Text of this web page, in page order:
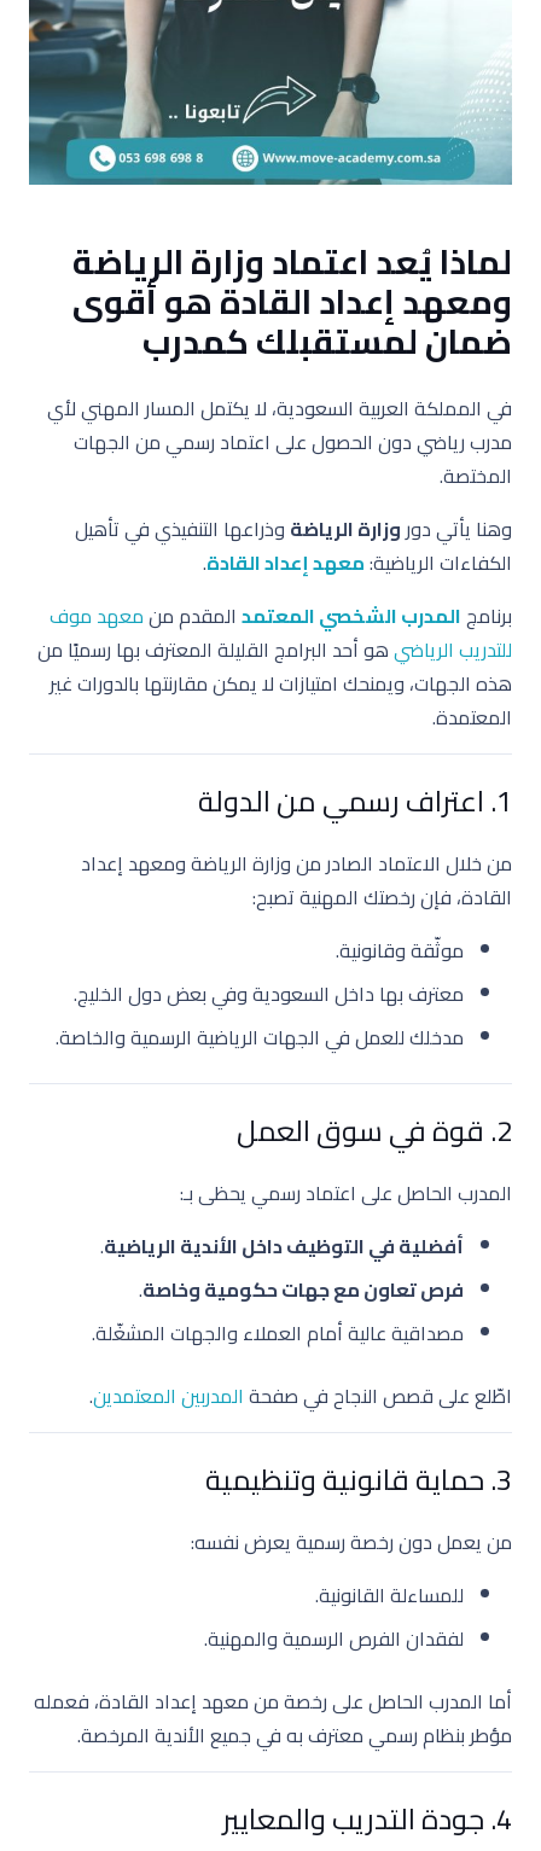
لماذا يُعد اعتماد وزارة الرياضة
ومعهد إعداد القادة هو أقوى
ضمان لمستقبلك كمدرب
في المملكة العربية السعودية، لا يكتمل المسار المهني لأي
مدرب رياضي دون الحصول على اعتماد رسمي من الجهات
المختصة.
وهنا يأتي دوروزارة الرياضة وذراعها التنفيذي في تأهيل
الكفاءات الرياضية:معهد إعداد القادة.
برنامجالمدرب الشخصي المعتمد المقدم منمعهد موف
للتدريب الرياضيهو أحد البرامج القليلة المعترف بها رسميًا من
هذه الجهات، ويمنحك امتيازات لا يمكن مقارنتها بالدورات غير
المعتمدة.
1. اعتراف رسمي من الدولة
من خلال الاعتماد الصادر من وزارة الرياضة ومعهد إعداد
القادة، فإن رخصتك المهنية تصبح:
موثّقة وقانونية.
معترف بها داخل السعودية وفي بعض دول الخليج.
مدخلك للعمل في الجهات الرياضية الرسمية والخاصة.
2. قوة في سوق العمل
المدرب الحاصل على اعتماد رسمي يحظى بـ:
أفضلية في التوظيف داخل الأندية الرياضية.
فرص تعاون مع جهات حكومية وخاصة.
مصداقية عالية أمام العملاء والجهات المشغّلة.
اطّلع على قصص النجاح في صفحة المدربين المعتمدين.
3. حماية قانونية وتنظيمية
من يعمل دون رخصة رسمية يعرض نفسه:
للمساءلة القانونية.
لفقدان الفرص الرسمية والمهنية.
أما المدرب الحاصل على رخصة من معهد إعداد القادة، فعمله
مؤطر بنظام رسمي معترف به في جميع الأندية المرخصة.
4. جودة التدريب والمعايير